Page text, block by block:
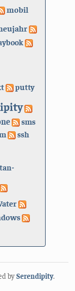
mobil
putty
sms
ssh
tan-
bySerendipity.